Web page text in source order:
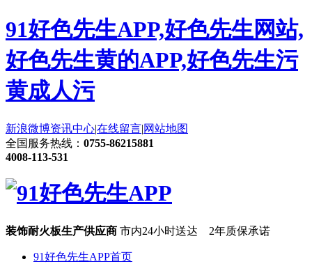
91好色先生APP,好色先生网站,
好色先生黄的APP,好色先生污
黄成人污
新浪微博资讯中心|在线留言|网站地图
全国服务热线： 0755-86215881
4008-113-531
装饰耐火板生产供应商 市内24小时送达 2年质保承诺
91好色先生APP首页